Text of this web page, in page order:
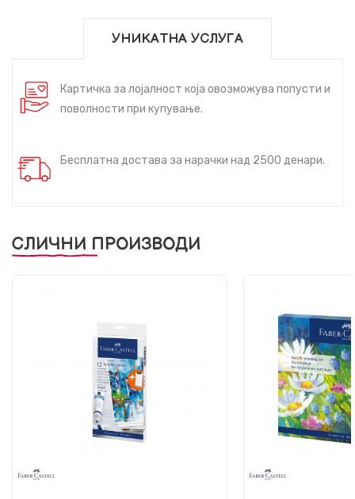
УНИКАТНА УСЛУГА
Картичка за лојалност која овозможува попусти и
поволности при купување.
Бесплатна достава за нарачки над 2500 денари.
СЛИЧНИ ПРОИЗВОДИ